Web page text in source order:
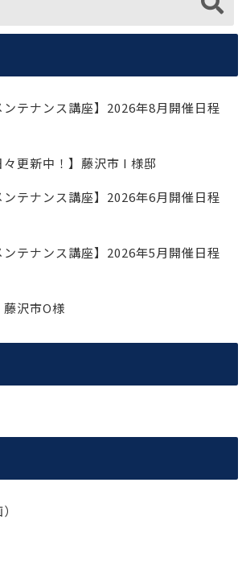
ンテナンス講座】2026年8月開催日程
々更新中！】藤沢市 I 様邸
ンテナンス講座】2026年6月開催日程
ンテナンス講座】2026年5月開催日程
藤沢市O様